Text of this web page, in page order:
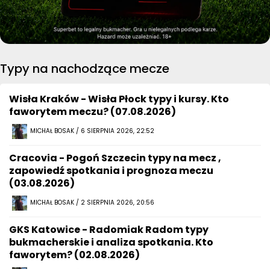
Typy na nachodzące mecze
Wisła Kraków - Wisła Płock typy i kursy. Kto
faworytem meczu? (07.08.2026)
MICHAŁ BOSAK / 6 SIERPNIA 2026, 22:52
Cracovia - Pogoń Szczecin typy na mecz ,
zapowiedź spotkania i prognoza meczu
(03.08.2026)
MICHAŁ BOSAK / 2 SIERPNIA 2026, 20:56
GKS Katowice - Radomiak Radom typy
bukmacherskie i analiza spotkania. Kto
faworytem? (02.08.2026)